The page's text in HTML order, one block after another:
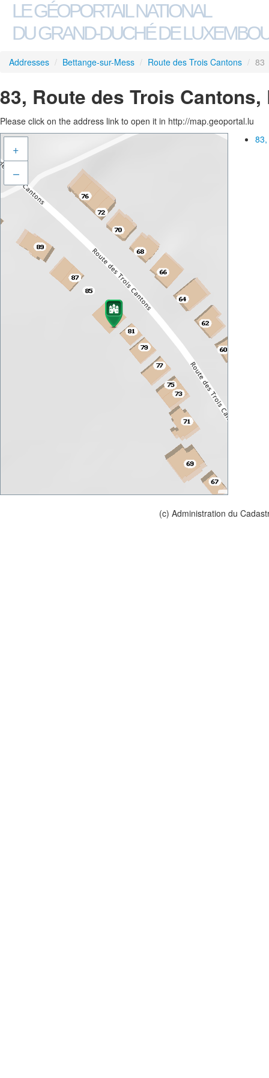
LE GÉOPORTAIL NATIONAL
DU GRAND-DUCHÉ DE
Addresses / Bettange-sur-Mess / Route des Trois Cantons / 83
83, Route des Trois
Please click on the address link to open it in http://map.geoportal.lu
+
–
(c) Administration du